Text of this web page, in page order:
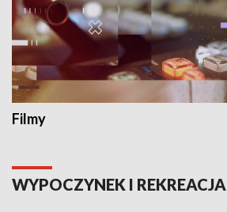
Filmy
WYPOCZYNEK I REKREACJA